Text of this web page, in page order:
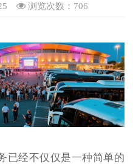
浏览次数： 706
已经不仅仅是一种简单的